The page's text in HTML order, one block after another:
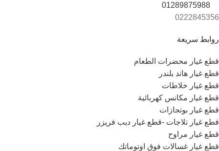
01289875988
0222845356
روابط سريعة
قطع غيار محضرات الطعام
قطع غيار هاند بلندر
قطع غيار خلاطات
قطع غيار مكانس كهربائية
قطع غيار بوتجازات
قطع غيار تلاجات -قطع غيار ديب فريزر
قطع غيار مراوح
قطع غيار غسالات فوق اوتوماتك